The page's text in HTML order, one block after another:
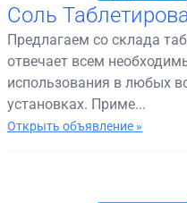
Соль
Предлагаем со склада
отвечает всем
использования в любых
установках. Приме...
Открыть объявление »